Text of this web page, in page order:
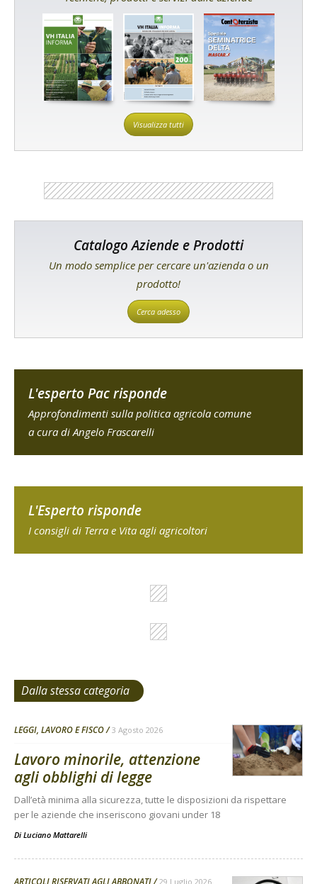
Visualizza tutti
Catalogo Aziende e Prodotti
Un modo semplice per cercare un'azienda o un
prodotto!
Cerca adesso
L'esperto Pac risponde
Approfondimenti sulla politica agricola comune
a cura di Angelo Frascarelli
L'Esperto risponde
I consigli di Terra e Vita agli agricoltori
Dalla stessa categoria
LEGGI, LAVORO E FISCO 3 Agosto 2026
Lavoro minorile, attenzione
agli obblighi di legge
Dall’età minima alla sicurezza, tutte le disposizioni da rispettare
per le aziende che inseriscono giovani under 18
Di Luciano Mattarelli
29 Luglio 2026